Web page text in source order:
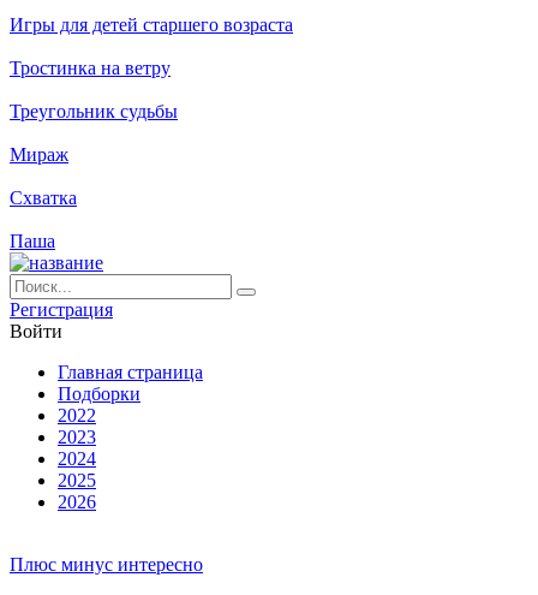
Игры для детей старшего возраста
Тростинка на ветру
Треугольник судьбы
Мираж
Схватка
Паша
Ре­ги­ст­ра­ция
Вой­ти
Глав­ная стра­ни­ца
Подборки
2022
2023
2024
2025
2026
Плюс минус интересно